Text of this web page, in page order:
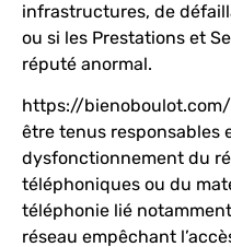
infrastructures, de
ou si les Prestations et
réputé anormal.
https://bienoboulot.com/
être tenus responsables
dysfonctionnement du
téléphoniques ou du
téléphonie lié
réseau empêchant